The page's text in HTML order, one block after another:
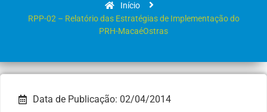
Início
RPP-02 – Relatório das Estratégias de Implementação do
PRH-MacaéOstras
Data de Publicação: 02/04/2014